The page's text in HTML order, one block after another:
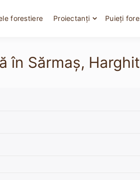
forestiere Proiectanți Puieți
Sărmaș,